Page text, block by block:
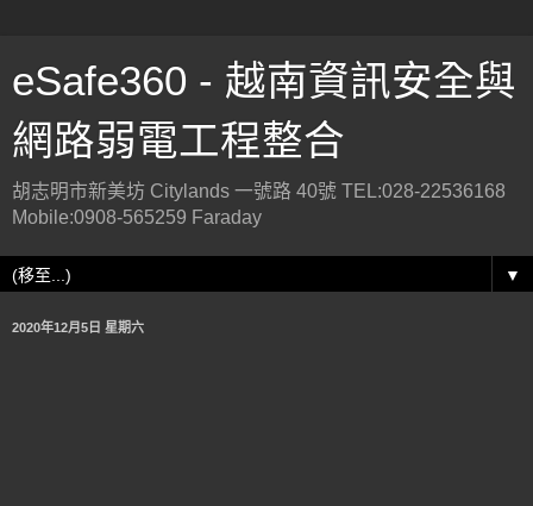
eSafe360 - 越南資訊安全與
網路弱電工程整合
胡志明市新美坊 Citylands 一號路 40號 TEL:028-22536168
Mobile:0908-565259 Faraday
▼
2020年12月5日 星期六